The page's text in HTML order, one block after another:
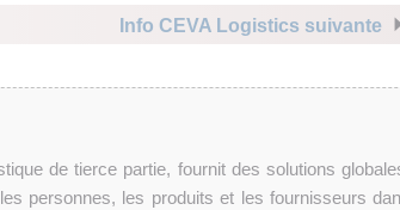
Info CEVA Logistics suivante
de tierce partie, fournit des solutions
personnes, les produits et les fournisseurs